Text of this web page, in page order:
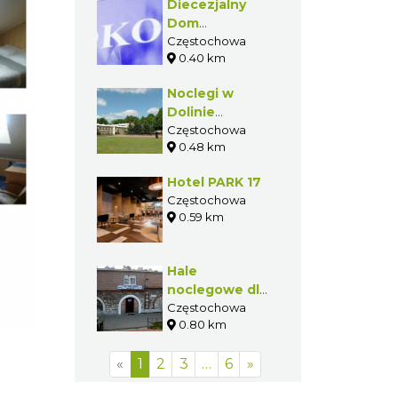
Diecezjalny
Dom
Rekolekcyjny
Częstochowa
0.40 km
Noclegi w
Dolinie
Miłosierdzia
Częstochowa
0.48 km
Hotel PARK 17
Częstochowa
0.59 km
Hale
noclegowe dla
pielgrzymów
Częstochowa
0.80 km
« 1 2 3 … 6 »